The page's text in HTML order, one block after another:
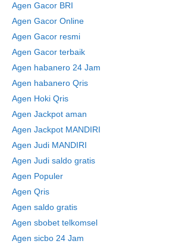
Agen Gacor BRI
Agen Gacor Online
Agen Gacor resmi
Agen Gacor terbaik
Agen habanero 24 Jam
Agen habanero Qris
Agen Hoki Qris
Agen Jackpot aman
Agen Jackpot MANDIRI
Agen Judi MANDIRI
Agen Judi saldo gratis
Agen Populer
Agen Qris
Agen saldo gratis
Agen sbobet telkomsel
Agen sicbo 24 Jam